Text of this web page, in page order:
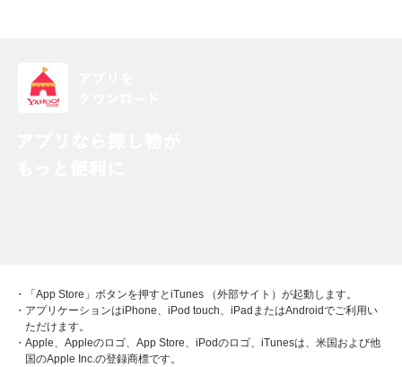
・「App Store」ボタンを押すとiTunes （外部サイト）が起動します。
・アプリケーションはiPhone、iPod touch、iPadまたはAndroidでご利用い
ただけます。
・Apple、Appleのロゴ、App Store、iPodのロゴ、iTunesは、米国および他
国のApple Inc.の登録商標です。